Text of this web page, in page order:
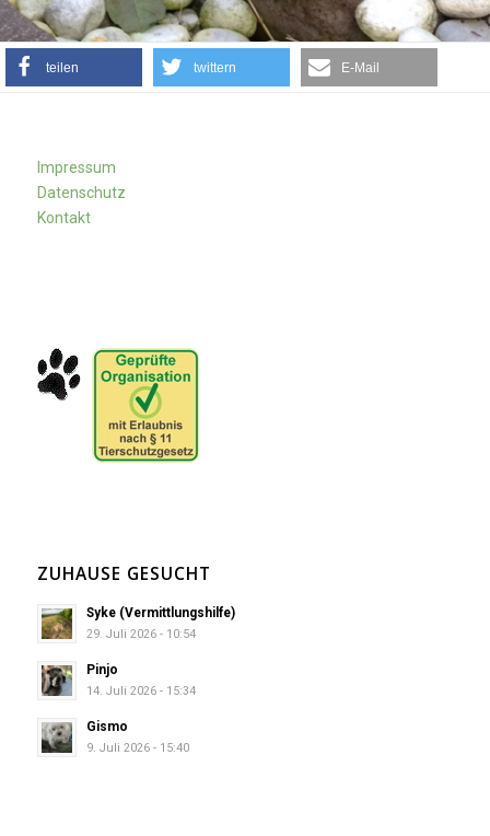
teilen twittern E-Mail
Impressum
Datenschutz
Kontakt
ZUHAUSE GESUCHT
Syke (Vermittlungshilfe)
29. Juli 2026 - 10:54
Pinjo
14. Juli 2026 - 15:34
Gismo
9. Juli 2026 - 15:40